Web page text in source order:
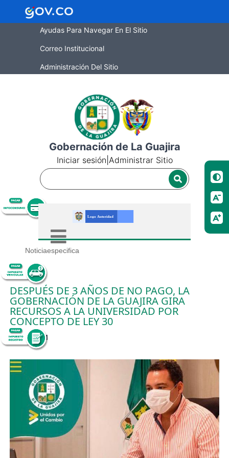
Ayudas Para Navegar En El Sitio
Correo Institucional
Administración Del Sitio
Gobernación de La Guajira
Iniciar sesión Administrar Sitio
Noticiaespecifica
DESPUÉS DE 3 AÑOS DE NO PAGO, LA
GOBERNACIÓN DE LA GUAJIRA GIRA
RECURSOS A LA UNIVERSIDAD POR
CONCEPTO DE LEY 30
14/10/2021